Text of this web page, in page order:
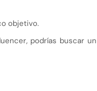
objetivo.
podrías buscar un